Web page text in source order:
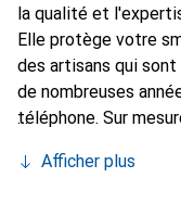
la qualité et
Elle protège votre
des artisans qui
de nombreuses
téléphone. Sur
et indispensable de
Afficher plus